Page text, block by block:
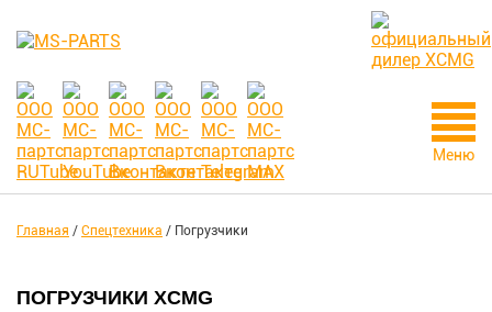
Меню
Главная / Спецтехника / Погрузчики
ПОГРУЗЧИКИ XCMG